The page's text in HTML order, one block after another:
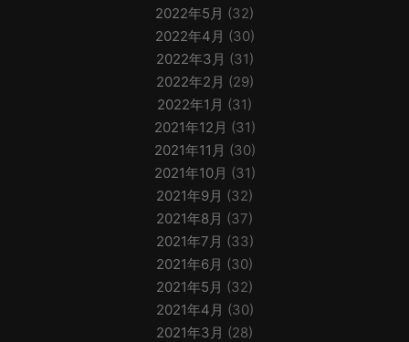
2022年5月 (32)
2022年4月 (30)
2022年3月 (31)
2022年2月 (29)
2022年1月 (31)
2021年12月 (31)
2021年11月 (30)
2021年10月 (31)
2021年9月 (32)
2021年8月 (37)
2021年7月 (33)
2021年6月 (30)
2021年5月 (32)
2021年4月 (30)
2021年3月 (28)